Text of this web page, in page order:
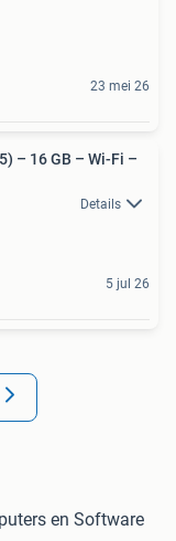
23 mei 26
– 16 GB – Wi-Fi –
Details
5 jul 26
en Software